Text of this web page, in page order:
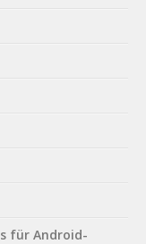
für Android-